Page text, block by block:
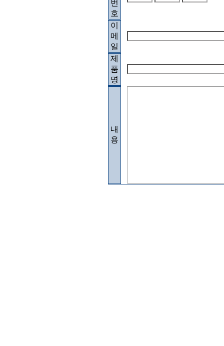
번
호
이
메
일
제
품
명
내
용